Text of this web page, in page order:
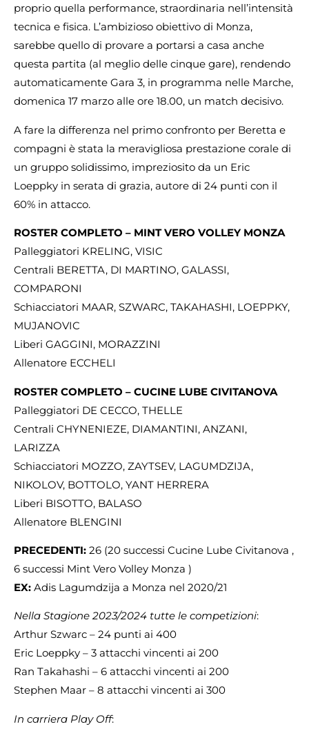
proprio quella performance, straordinaria nell’intensità
tecnica e fisica. L’ambizioso obiettivo di Monza,
sarebbe quello di provare a portarsi a casa anche
questa partita (al meglio delle cinque gare), rendendo
automaticamente Gara 3, in programma nelle Marche,
domenica 17 marzo alle ore 18.00, un match decisivo.
A fare la differenza nel primo confronto per Beretta e
compagni è stata la meravigliosa prestazione corale di
un gruppo solidissimo, impreziosito da un Eric
Loeppky in serata di grazia, autore di 24 punti con il
60% in attacco.
ROSTER COMPLETO – MINT VERO VOLLEY MONZA
Palleggiatori KRELING, VISIC
Centrali BERETTA, DI MARTINO, GALASSI,
COMPARONI
Schiacciatori MAAR, SZWARC, TAKAHASHI, LOEPPKY,
MUJANOVIC
Liberi GAGGINI, MORAZZINI
Allenatore ECCHELI
ROSTER COMPLETO – CUCINE LUBE CIVITANOVA
Palleggiatori DE CECCO, THELLE
Centrali CHYNENIEZE, DIAMANTINI, ANZANI,
LARIZZA
Schiacciatori MOZZO, ZAYTSEV, LAGUMDZIJA,
NIKOLOV, BOTTOLO, YANT HERRERA
Liberi BISOTTO, BALASO
Allenatore BLENGINI
PRECEDENTI: 26 (20 successi Cucine Lube Civitanova ,
6 successi Mint Vero Volley Monza )
EX: Adis Lagumdzija a Monza nel 2020/21
Nella Stagione 2023/2024 tutte le competizioni:
Arthur Szwarc – 24 punti ai 400
Eric Loeppky – 3 attacchi vincenti ai 200
Ran Takahashi – 6 attacchi vincenti ai 200
Stephen Maar – 8 attacchi vincenti ai 300
In carriera Play Off: